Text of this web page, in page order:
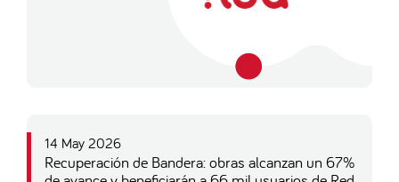
14 May 2026
Recuperación de Bandera: obras alcanzan un 67%